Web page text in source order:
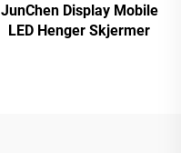
JunChen Display Mobile
LED Henger Skjermer